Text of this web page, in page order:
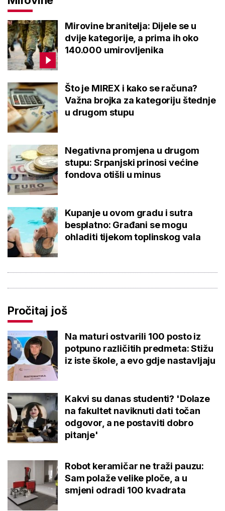
Mirovine branitelja: Dijele se u
dvije kategorije, a prima ih oko
140.000 umirovljenika
Što je MIREX i kako se računa?
Važna brojka za kategoriju štednje
u drugom stupu
Negativna promjena u drugom
stupu: Srpanjski prinosi većine
fondova otišli u minus
Kupanje u ovom gradu i sutra
besplatno: Građani se mogu
ohladiti tijekom toplinskog vala
Pročitaj još
Na maturi ostvarili 100 posto iz
potpuno različitih predmeta: Stižu
iz iste škole, a evo gdje nastavljaju
Kakvi su danas studenti? 'Dolaze
na fakultet naviknuti dati točan
odgovor, a ne postaviti dobro
pitanje'
Robot keramičar ne traži pauzu:
Sam polaže velike ploče, a u
smjeni odradi 100 kvadrata